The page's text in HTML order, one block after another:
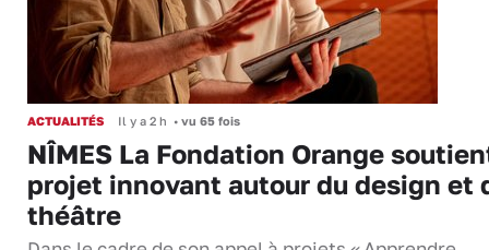
ACTUALITÉS Il y a 2 h • vu 65 fois
NÎMES La Fondation Orange
projet innovant autour du design et
théâtre